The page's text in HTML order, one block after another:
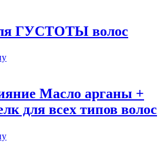
ГУСТОТЫ волос
Масло арганы +
для всех типов волос